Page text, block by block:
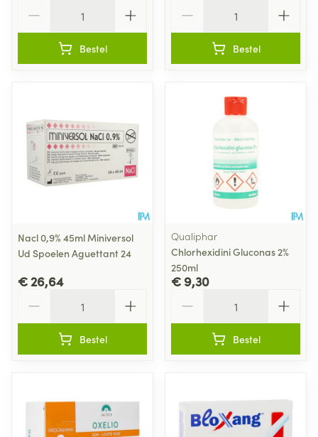
Bestel Bestel
Nacl 0,9% 45ml Miniversol
Ud Spoelen Aguettant 24
€ 26,64
Bestel
Qualiphar
Chlorhexidini Gluconas 2%
250ml
€ 9,30
Bestel